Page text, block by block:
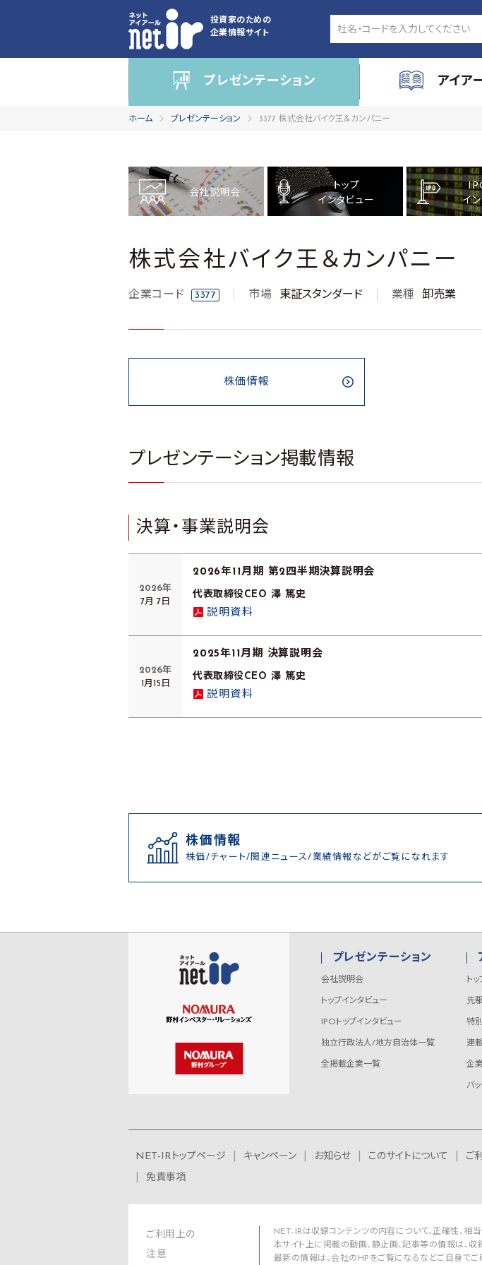
投資家のための
企業情報サイト
プレゼンテーション アイア
ホーム プレゼンテーション 3377 株式会社バイク王＆カンパニー
会社説明会
トップ
インタビュー
イ
株式会社バイク王＆カンパニー
企業コード 3377 市場 東証スタンダード 業種 卸売業
株価情報
プレゼンテーション掲載情報
決算・事業説明会
2026年
7月 7日
2026年11月期 第2四半期決算説明会
代表取締役CEO 澤 篤史
説明資料
2026年
1月15日
2025年11月期 決算説明会
代表取締役CEO 澤 篤史
説明資料
株価情報
株価/チャート/関連ニュース/業績情報などがご覧になれます
プレゼンテーション
会社説明会
トップインタビュー
IPOトップインタビュー
独立行政法人/地方自治体一覧
全掲載企業一覧
ト
先
特
連
企
バ
NET-IRトップページ キャンペーン お知らせ このサイトについて ご
免責事項
ご利用上の
注意
NET-IRは収録コンテンツの内容について、正確性、相
本サイト上に掲載の動画、静止画、記事等の情報は、収
最新の情報は、会社のHPをご覧になるなどご自身でご